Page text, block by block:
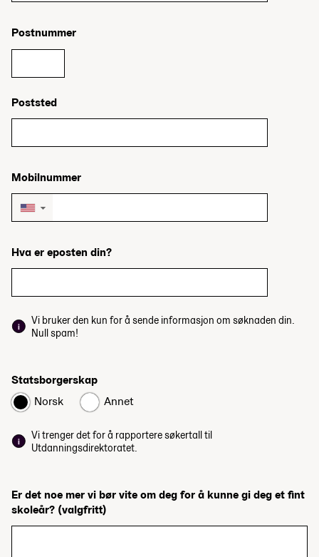
Postnummer
Poststed
Mobilnummer
▼
Hva er eposten din?
Vi bruker den kun for å sende informasjon om søknaden din.
Null spam!
Statsborgerskap
Norsk
Annet
Vi trenger det for å rapportere søkertall til
Utdanningsdirektoratet.
Er det noe mer vi bør vite om deg for å kunne gi deg et fint
skoleår? (valgfritt)